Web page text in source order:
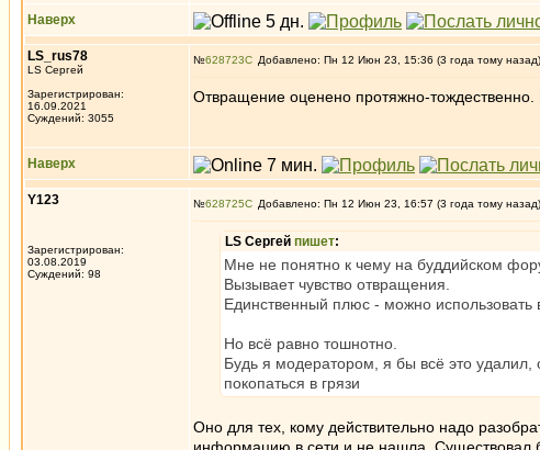
Наверх
LS_rus78
LS Сергей
Зарегистрирован:
16.09.2021
Суждений: 3055
№628723 Добавлено: Пн 12 Июн 23, 15:36 (3 года тому назад)
Отвращение оценено протяжно-тождественно.
Наверх
Y123
Зарегистрирован:
03.08.2019
Суждений: 98
№628725 Добавлено: Пн 12 Июн 23, 16:57 (3 года тому назад)
LS Сергей пишет:
Мне не понятно к чему на буддийском
Вызывает чувство отвращения.
Единственный плюс - можно использовать
Но всё равно тошнотно.
Будь я модератором, я бы всё это удалил,
покопаться в грязи
Оно для тех, кому действительно надо